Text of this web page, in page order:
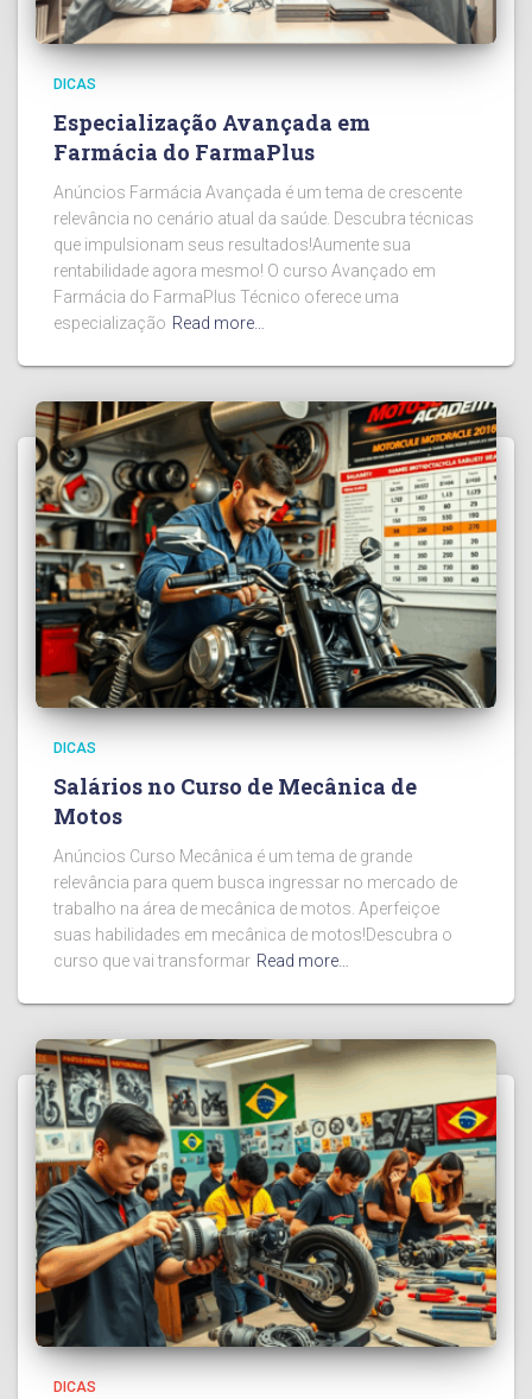
DICAS
Especialização Avançada em
Farmácia do FarmaPlus
Anúncios Farmácia Avançada é um tema de crescente
relevância no cenário atual da saúde. Descubra técnicas
que impulsionam seus resultados!Aumente sua
rentabilidade agora mesmo! O curso Avançado em
Farmácia do FarmaPlus Técnico oferece uma
especialização Read more…
DICAS
Salários no Curso de Mecânica de
Motos
Anúncios Curso Mecânica é um tema de grande
relevância para quem busca ingressar no mercado de
trabalho na área de mecânica de motos. Aperfeiçoe
suas habilidades em mecânica de motos!Descubra o
curso que vai transformar Read more…
DICAS